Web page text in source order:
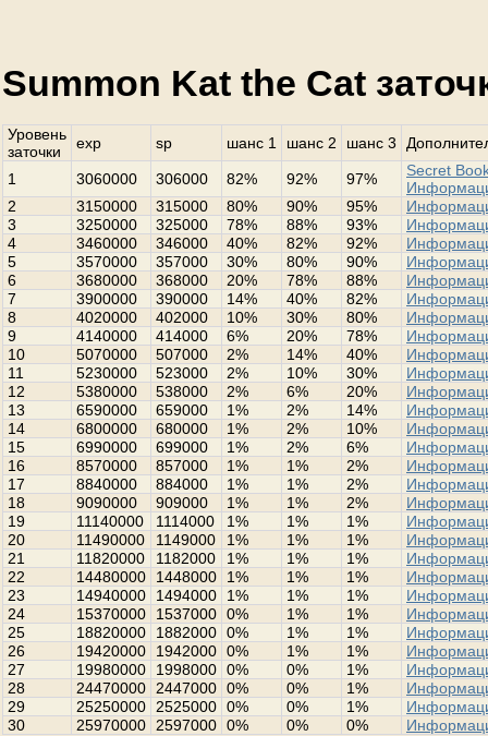
Summon Kat the Cat
Уровень
заточки
exp sp шанс 1 шанс 2 шанс 3
1 3060000 306000 82% 92% 97%
Secret
2
3150000 315000 80% 90% 95%
3
3250000 325000 78% 88% 93%
4
3460000 346000 40% 82% 92%
5
3570000 357000 30% 80% 90%
6
3680000 368000 20% 78% 88%
7
3900000 390000 14% 40% 82%
8
4020000 402000 10% 30% 80%
9
4140000 414000 6% 20% 78%
10
5070000 507000 2% 14% 40%
11
5230000 523000 2% 10% 30%
12
5380000 538000 2% 6% 20%
13
6590000 659000 1% 2% 14%
14
6800000 680000 1% 2% 10%
15
6990000 699000 1% 2% 6%
16
8570000 857000 1% 1% 2%
17
8840000 884000 1% 1% 2%
18
9090000 909000 1% 1% 2%
19
11140000 1114000 1% 1% 1%
20
11490000 1149000 1% 1% 1%
21
11820000 1182000 1% 1% 1%
22
14480000 1448000 1% 1% 1%
23
14940000 1494000 1% 1% 1%
24
15370000 1537000 0% 1% 1%
25
18820000 1882000 0% 1% 1%
26
19420000 1942000 0% 1% 1%
27
19980000 1998000 0% 0% 1%
28
24470000 2447000 0% 0% 1%
29
25250000 2525000 0% 0% 1%
30
25970000 2597000 0% 0% 0%